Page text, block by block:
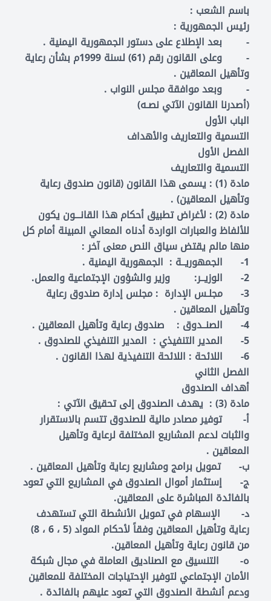
باسم الشعب :
رئيس الجمهورية :
- بعد الإطلاع على دستور الجمهورية اليمنية .
- وعلى القانون رقم (61) لسنة 1999م بشأن رعاية
وتأهيل المعاقين .
- وبعد موافقة مجلس النواب .
(أصدرنا القانون الآتي نصـه)
الباب الأول
التسمية والتعاريف والأهداف
الفصل الأول
التسمية والتعاريف
مادة (1) : يسمى هذا القانون (قانون صندوق رعاية
وتأهيل المعاقين) .
مادة (2) : لأغراض تطبيق أحكام هذا القانـــون يكون
للألفاظ والعبارات الواردة أدناه المعاني المبينة أمام كل
منها مالم يقتض سياق النص معنى آخر :
1- الجمهوريــة : الجمهورية اليمنية .
2- الوزيــر: وزير والشؤون الإجتماعية والعمل.
3- مجلـس الإدارة : مجلس إدارة صندوق رعاية
وتأهيل المعاقين .
4- الصنــدوق : صندوق رعاية وتأهيل المعاقين .
5- المدير التنفيذي : المدير التنفيذي للصندوق .
6- اللائحة : اللائحة التنفيذية لهذا القانون .
الفصل الثاني
أهداف الصندوق
مادة (3) : يهدف الصندوق إلى تحقيق الآتي :
‌أ- توفير مصادر مالية للصندوق تتسم بالاستقرار
والثبات لدعم المشاريع المختلفة لرعاية وتأهيل
المعاقين .
‌ب- تمويل برامج ومشاريع رعاية وتأهيل المعاقين .
‌ج- إستثمار أموال الصندوق في المشاريع التي تعود
بالفائدة المباشرة على المعاقين.
‌د- الإسهام في تمويل الأنشطة التي تستهدف
رعاية وتأهيل المعاقين وفقاً لأحكام المواد (5 ، 6 ، 8)
من قانون رعاية وتأهيل المعاقين.
‌ه- التنسيق مع الصناديق العاملة في مجال شبكة
الأمان الإجتماعي لتوفير الإحتياجات المختلفة للمعاقين
ودعم أنشطة الصندوق التي تعود عليهم بالفائدة .